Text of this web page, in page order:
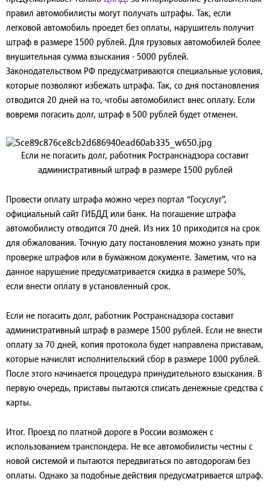
правил автомобилисты могут получать штрафы. Так, если
легковой автомобиль проедет без оплаты, нарушитель получит
штраф в размере 1500 рублей. Для грузовых автомобилей более
внушительная сумма взыскания - 5000 рублей.
Законодательством РФ предусматриваются специальные условия,
которые позволяют избежать штрафа. Так, со дня постановления
отводится 20 дней на то, чтобы автомобилист внес оплату. Если
вовремя погасить долг, штраф в 500 рублей будет отменен.
Если не погасить долг, работник Ространснадзора составит
административный штраф в размере 1500 рублей
Провести оплату штрафа можно через портал “Госуслуг”,
официальный сайт ГИБДД или банк. На погашение штрафа
автомобилисту отводится 70 дней. Из них 10 приходится на срок
для обжалования. Точную дату постановления можно узнать при
проверке штрафов или в бумажном документе. Заметим, что на
данное нарушение предусматривается скидка в размере 50%,
если внести оплату в установленный срок.
Если не погасить долг, работник Ространснадзора составит
административный штраф в размере 1500 рублей. Если не внести
оплату за 70 дней, копия протокола будет направлена приставам,
которые начислят исполнительский сбор в размере 1000 рублей.
После этого начинается процедура принудительного взыскания. В
первую очередь, приставы пытаются списать денежные средства с
карты.
Итог. Проезд по платной дороге в России возможен с
использованием транспондера. Не все автомобилисты честны с
новой системой и пытаются передвигаться по автодорогам без
оплаты. Однако за подобные действия предусматривается штраф.